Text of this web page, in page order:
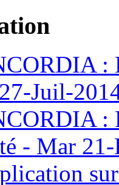
:
Juil-
:
- Mar